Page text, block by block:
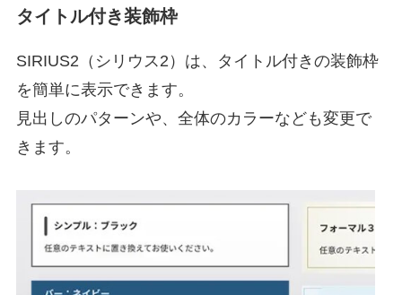
タイトル付き装飾枠
SIRIUS2（シリウス2）は、タイトル付きの装飾枠
を簡単に表示できます。
見出しのパターンや、全体のカラーなども変更で
きます。